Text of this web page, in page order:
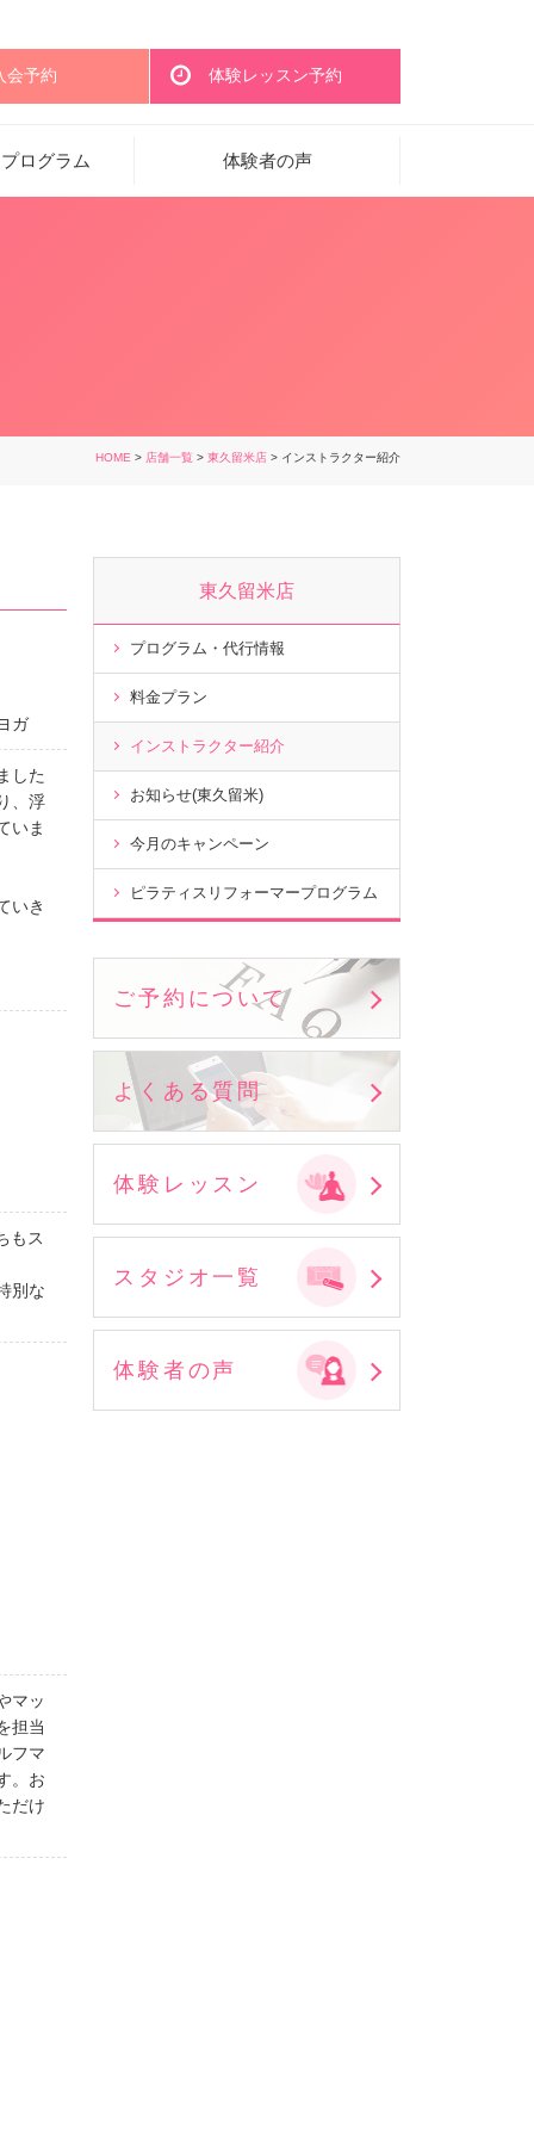
会予約 体験レッスン予約
ログラム 体験者の声
HOME > 店舗一覧 > 東久留米店 > インストラクター紹介
ガ
した
、浮
いま
いき
もス
別な
マッ
担当
フマ
。お
だけ
東久留米店
プログラム・代行情報
料金プラン
インストラクター紹介
お知らせ(東久留米)
今月のキャンペーン
ピラティスリフォーマープログラム
ご予約について
よくある質問
体験レッスン
スタジオ一覧
体験者の声